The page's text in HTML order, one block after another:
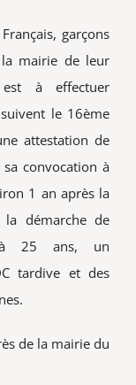
garçons
mairie de leur
à effectuer
le 16ème
attestation de
convocation à
1 an après la
démarche de
25 ans, un
tardive et des
de la mairie du